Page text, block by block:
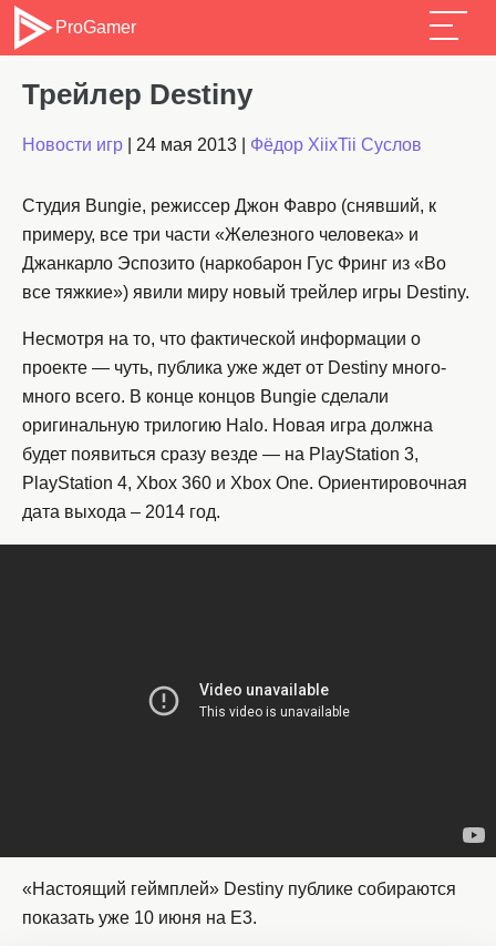
ProGamer
Трейлер Destiny
Новости игр 24 мая 2013 Фёдор XiixTii Суслов
Студия Bungie, режиссер Джон Фавро (снявший, к
примеру, все три части «Железного человека» и
Джанкарло Эспозито (наркобарон Гус Фринг из «Во
все тяжкие») явили миру новый трейлер игры Destiny.
Несмотря на то, что фактической информации о
проекте — чуть, публика уже ждет от Destiny много-
много всего. В конце концов Bungie сделали
оригинальную трилогию Halo. Новая игра должна
будет появиться сразу везде — на PlayStation 3,
PlayStation 4, Xbox 360 и Xbox One. Ориентировочная
дата выхода – 2014 год.
«Настоящий геймплей» Destiny публике собираются
показать уже 10 июня на E3.